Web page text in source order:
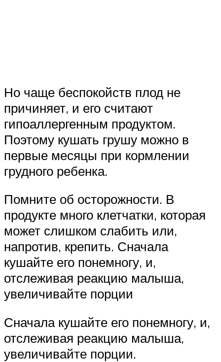
Но чаще беспокойств плод не
причиняет, и его считают
гипоаллергенным продуктом.
Поэтому кушать грушу можно в
первые месяцы при кормлении
грудного ребенка.
Помните об осторожности. В
продукте много клетчатки, которая
может слишком слабить или,
напротив, крепить. Сначала
кушайте его понемногу, и,
отслеживая реакцию малыша,
увеличивайте порции
Сначала кушайте его понемногу, и,
отслеживая реакцию малыша,
увеличивайте порции.